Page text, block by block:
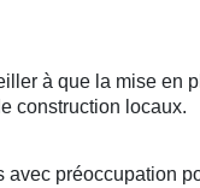
à que la mise en
construction locaux.
préoccupation